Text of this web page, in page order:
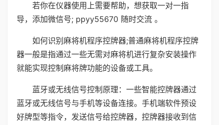
若你在仪器使用上需要帮助，想获取一对一指
导，添加微信号; ppyy55670 随时交流 。
如何识别麻将机程序控牌器;普通麻将机程序控牌
器一般是指通过一些无需对麻将机进行复杂安装操作
就能实现控制麻将牌功能的设备或工具。
蓝牙或无线信号控制原理：一些智能控牌器通过
蓝牙或无线信号与手机等设备连接。手机端软件预设
好牌型等指令，发送信号给控牌器，控牌器接收到信